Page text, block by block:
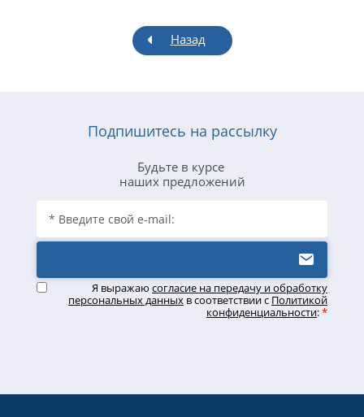
Назад
Подпишитесь на рассылку
Будьте в курсе
наших предложений
Я выражаю согласие на передачу и обработку
персональных данных в соответствии с Политикой
конфиденциальности:*